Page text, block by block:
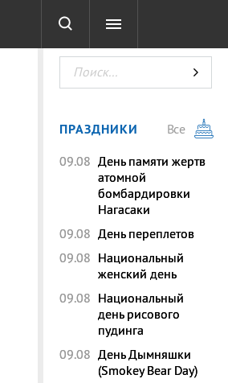
ТЕСТЫ
ПРАЗДНИКИ
Все
09.08 День памяти жертв
атомной
бомбардировки
Нагасаки
09.08 День переплетов
09.08 Национальный
женский день
09.08 Национальный
день рисового
пудинга
09.08 День Дымняшки
(Smokey Bear Day)